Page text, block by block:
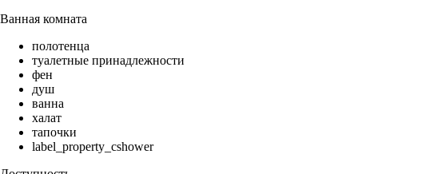
Ванная комната
полотенца
туалетные принадлежности
фен
душ
ванна
халат
тапочки
label_property_cshower